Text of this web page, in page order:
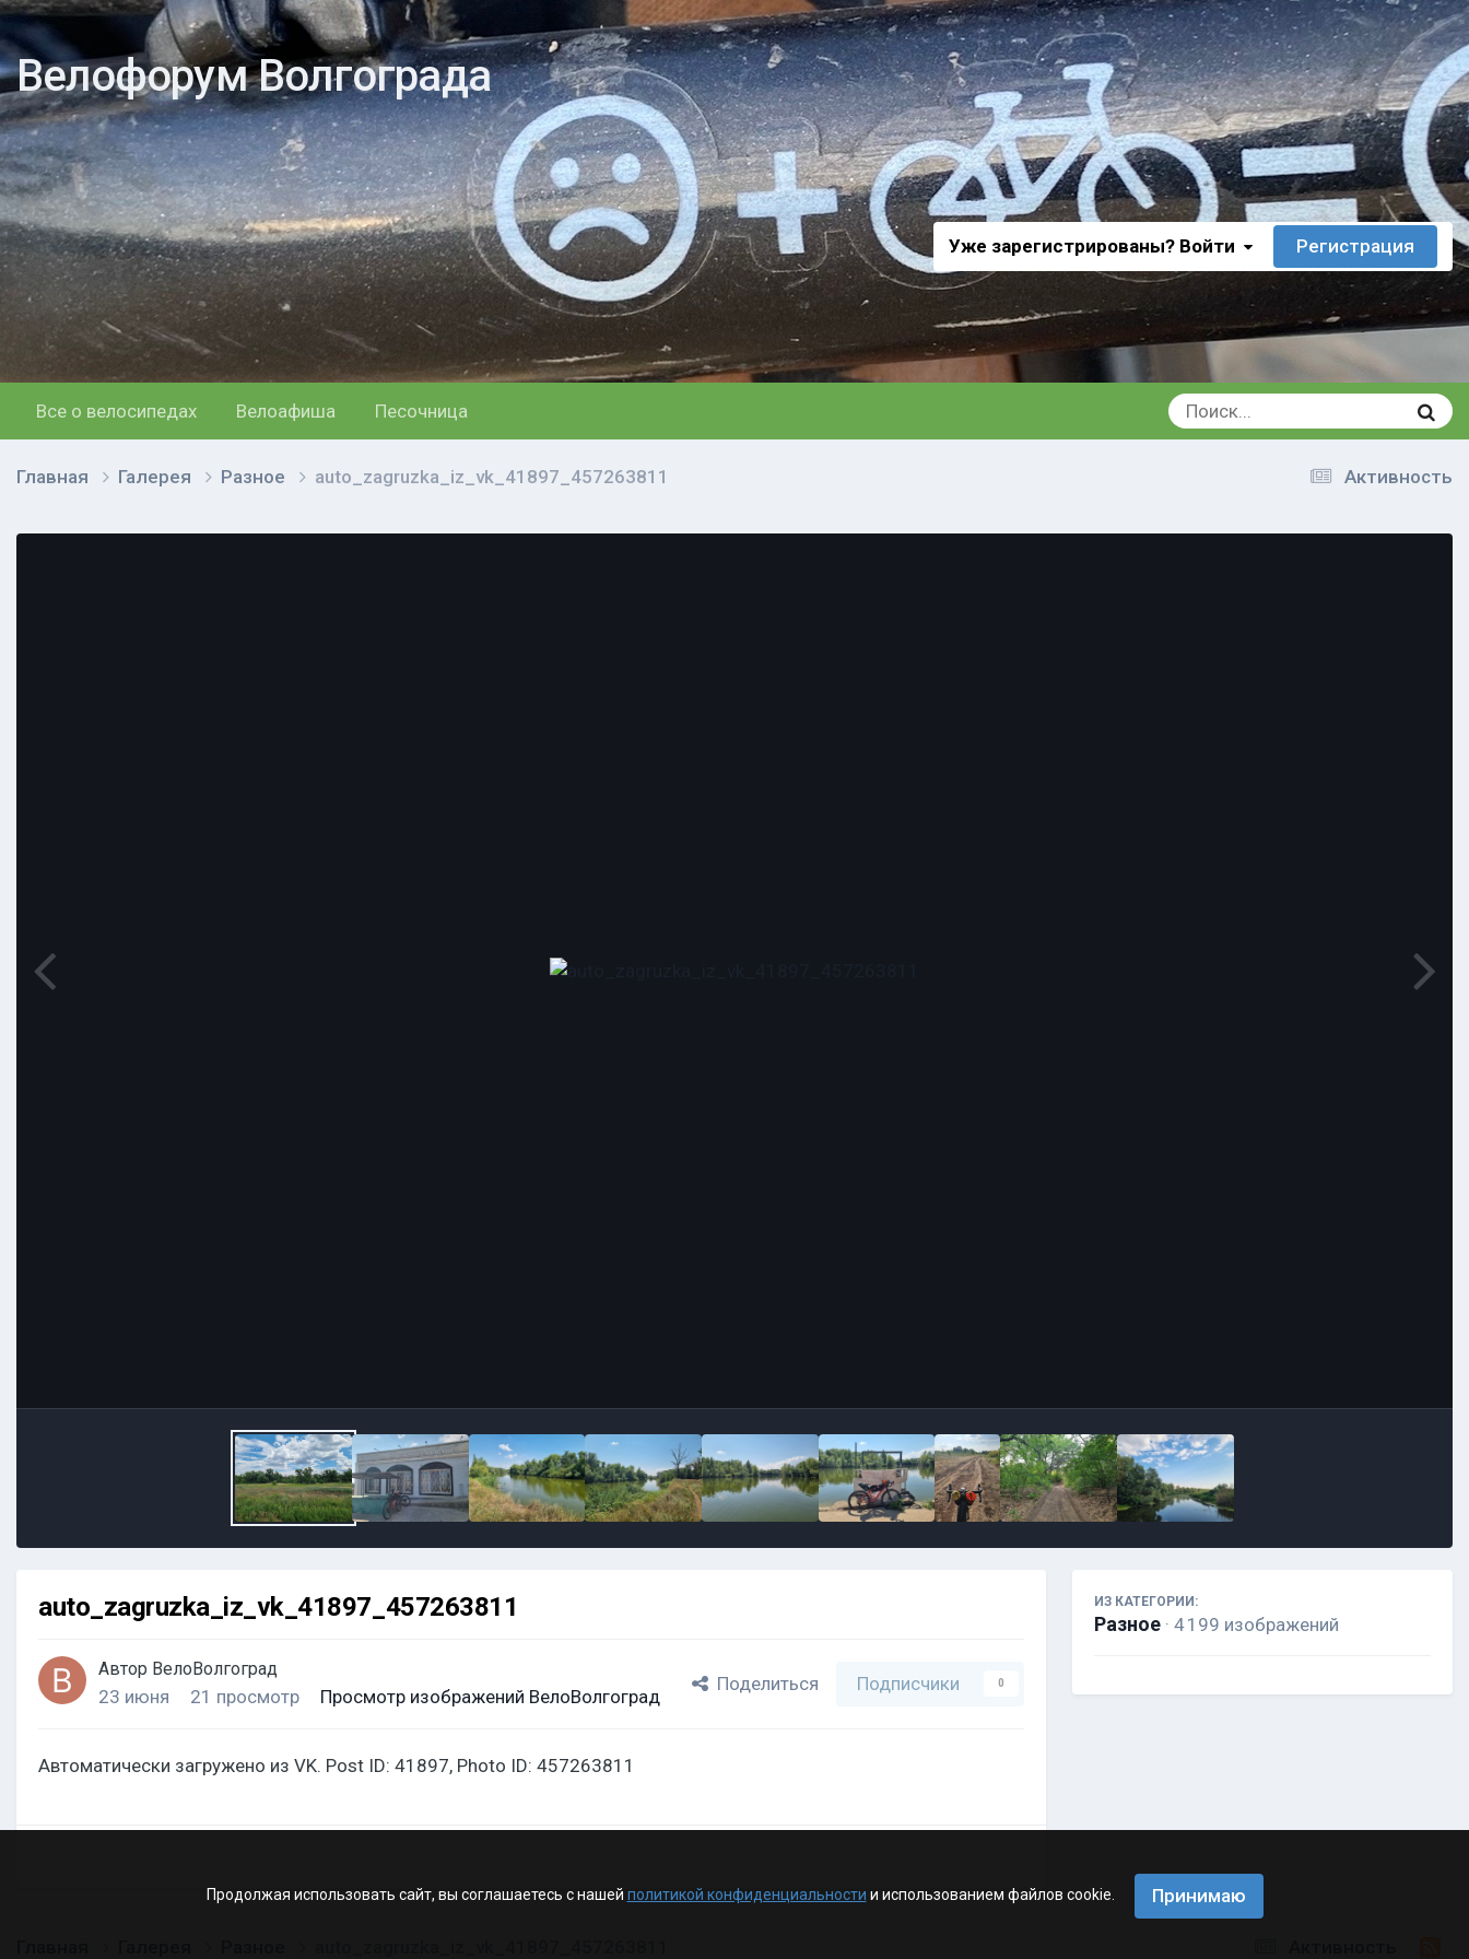
Велофорум Волгограда
Уже зарегистрированы? Войти Регистрация
Все о велосипедах Велоафиша Песочница
Активность
Главная Галерея Разное auto_zagruzka_iz_vk_41897_457263811
auto_zagruzka_iz_vk_41897_457263811
Автор ВелоВолгоград
23 июня 21 просмотр Просмотр изображений ВелоВолгоград
Поделиться Подписчики 0
Автоматически загружено из VK. Post ID: 41897, Photo ID: 457263811
ИЗ КАТЕГОРИИ:
Разное · 4 199 изображений
Продолжая использовать сайт, вы соглашаетесь с нашей политикой конфиденциальности и использованием файлов cookie. Принимаю